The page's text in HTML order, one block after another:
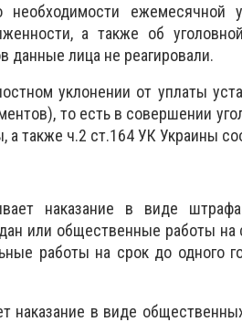
ежемесячной
а также об
данные лица не реагировали.
уклонении от уплаты
то есть в совершении
а также ч.2 ст.164 УК Украины
наказание в виде
или общественные работы на
работы на срок до одного
наказание в виде